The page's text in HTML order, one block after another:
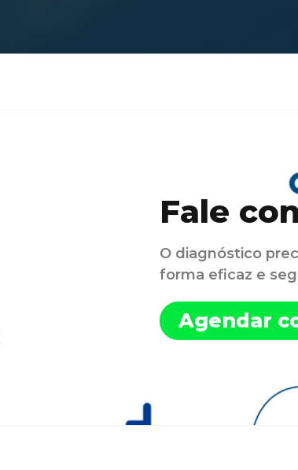
Fale
O diagnóstico
forma eficaz e
Agendar